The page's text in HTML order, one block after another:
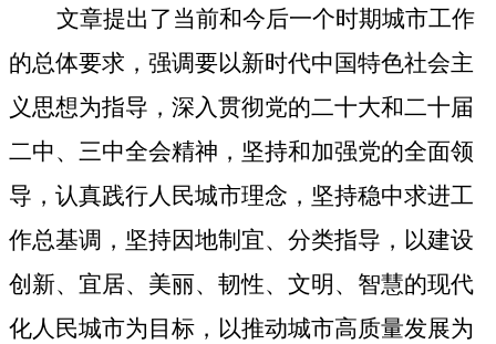
文章提出了当前和今后一个时期城市工作
的总体要求，强调要以新时代中国特色社会主
义思想为指导，深入贯彻党的二十大和二十届
二中、三中全会精神，坚持和加强党的全面领
导，认真践行人民城市理念，坚持稳中求进工
作总基调，坚持因地制宜、分类指导，以建设
创新、宜居、美丽、韧性、文明、智慧的现代
化人民城市为目标，以推动城市高质量发展为